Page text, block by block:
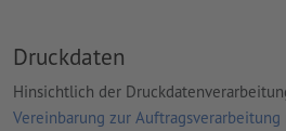
Druckdaten
Hinsichtlich der
Vereinbarung zur Auftragsverarbeitung